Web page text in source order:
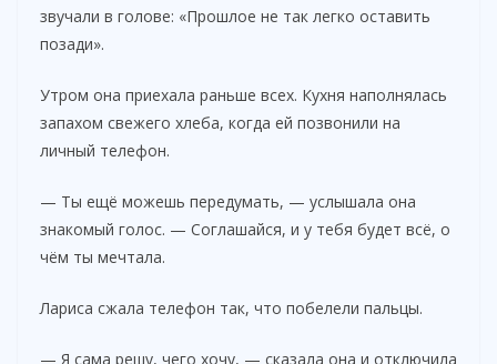
звучали в голове: «Прошлое не так легко оставить
позади».
Утром она приехала раньше всех. Кухня наполнялась
запахом свежего хлеба, когда ей позвонили на
личный телефон.
— Ты ещё можешь передумать, — услышала она
знакомый голос. — Соглашайся, и у тебя будет всё, о
чём ты мечтала.
Лариса сжала телефон так, что побелели пальцы.
— Я сама решу, чего хочу, — сказала она и отключила